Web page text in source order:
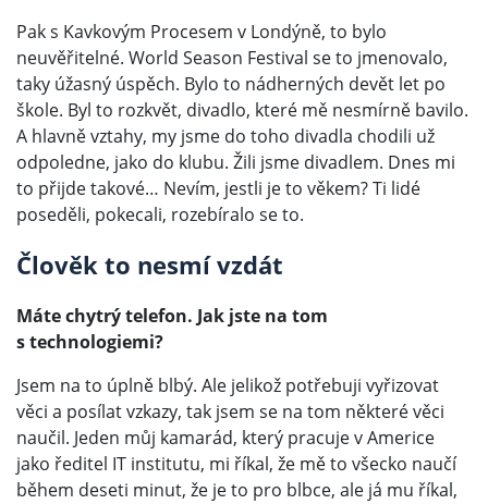
Pak s Kavkovým Procesem v Londýně, to bylo
neuvěřitelné. World Season Festival se to jmenovalo,
taky úžasný úspěch. Bylo to nádherných devět let po
škole. Byl to rozkvět, divadlo, které mě nesmírně bavilo.
A hlavně vztahy, my jsme do toho divadla chodili už
odpoledne, jako do klubu. Žili jsme divadlem. Dnes mi
to přijde takové… Nevím, jestli je to věkem? Ti lidé
poseděli, pokecali, rozebíralo se to.
Člověk to nesmí vzdát
Máte chytrý telefon. Jak jste na tom
s technologiemi?
Jsem na to úplně blbý. Ale jelikož potřebuji vyřizovat
věci a posílat vzkazy, tak jsem se na tom některé věci
naučil. Jeden můj kamarád, který pracuje v Americe
jako ředitel IT institutu, mi říkal, že mě to všecko naučí
během deseti minut, že je to pro blbce, ale já mu říkal,